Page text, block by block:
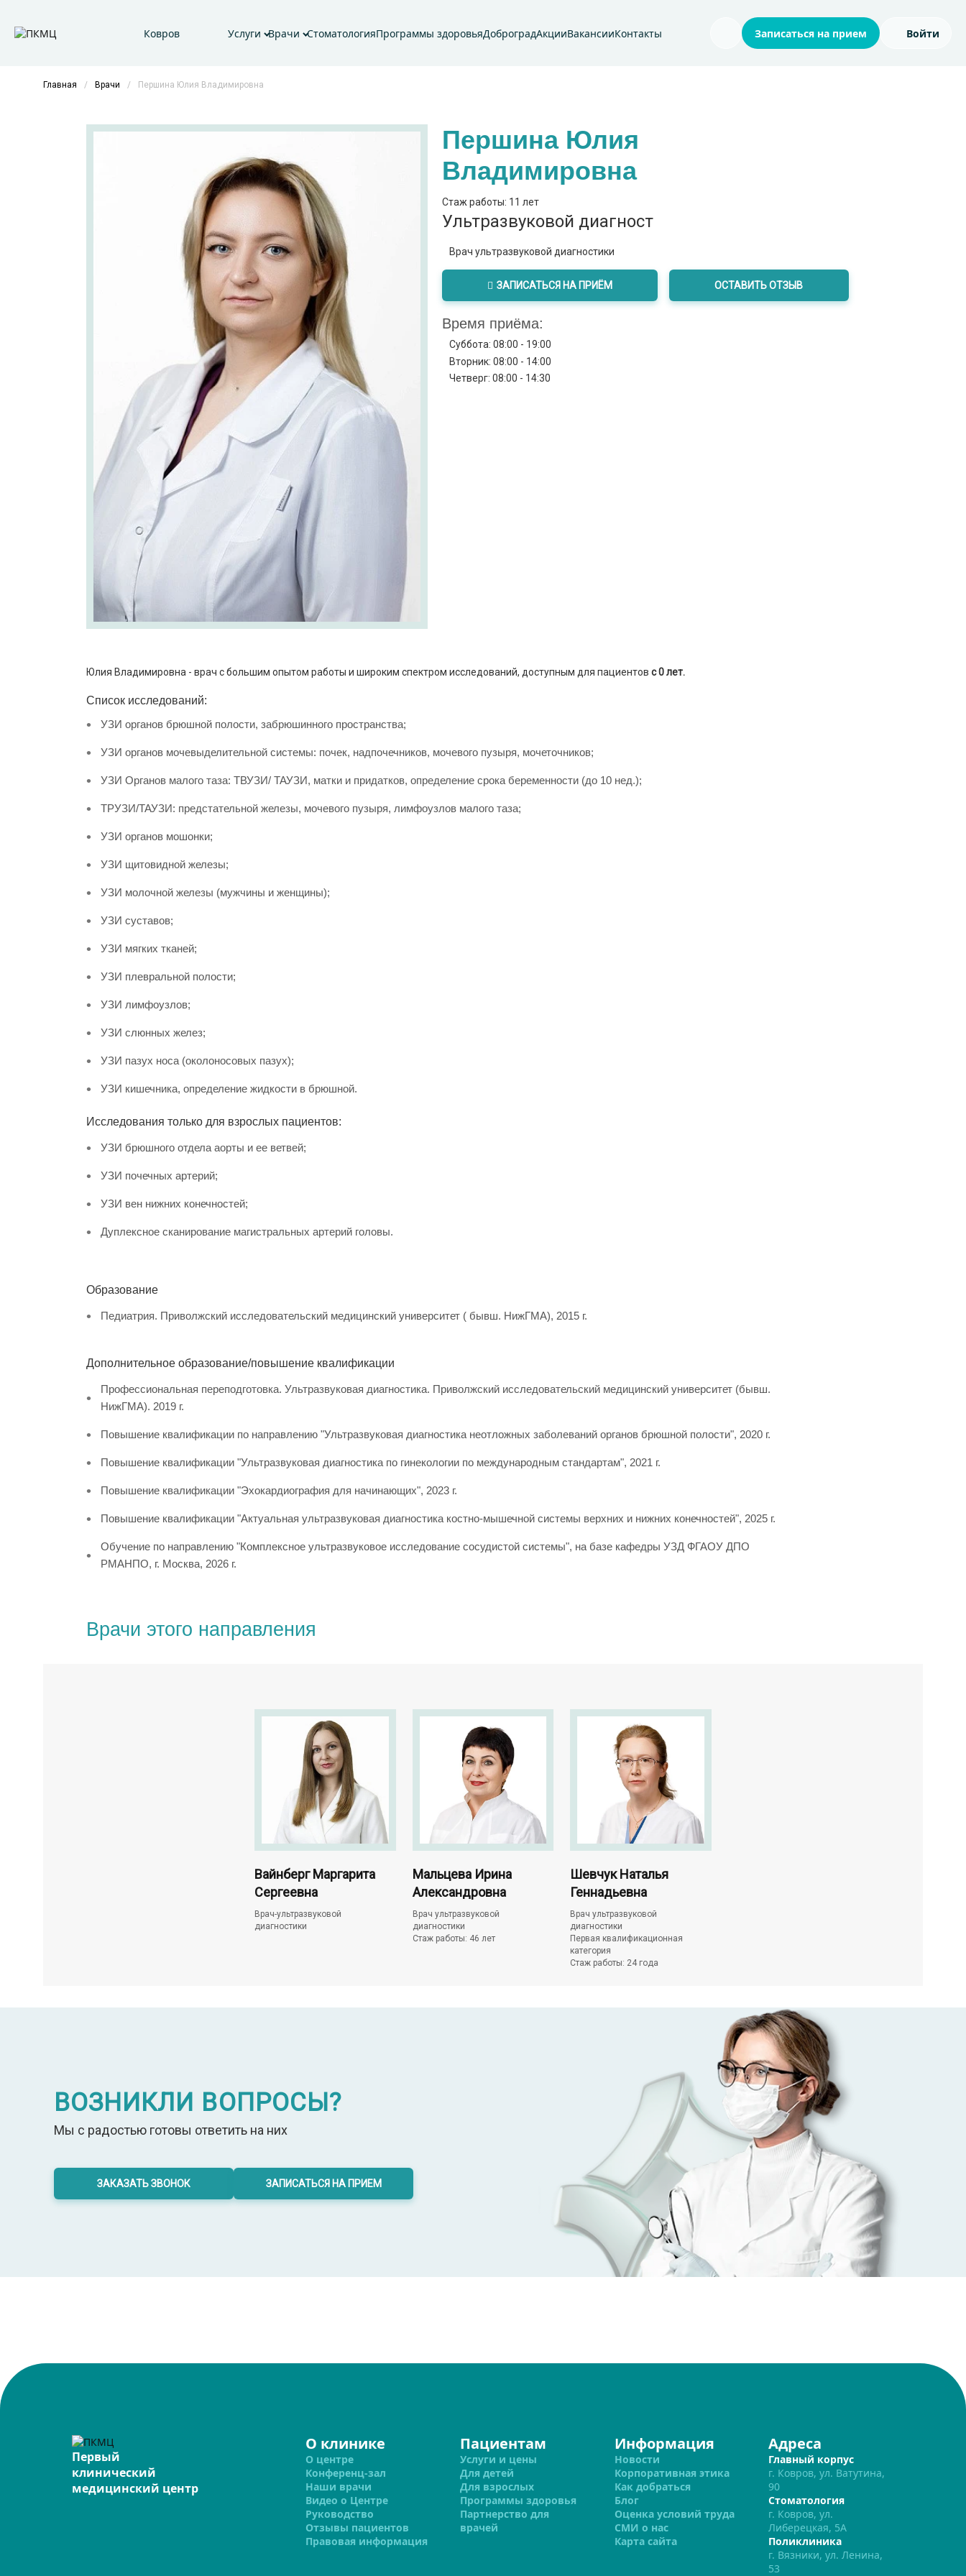
Ковров Услуги Врачи СтоматологияПрограммы здоровьяДоброградАкцииВакансииКонтакты Поиск по сайтуЗаписаться на прием Войти
Главная / Врачи / Першина Юлия Владимировна
Першина Юлия
Владимировна
Стаж работы: 11 лет
Ультразвуковой диагност
Врач ультразвуковой диагностики
ЗАПИСАТЬСЯ НА ПРИЁМ ОСТАВИТЬ ОТЗЫВ
Время приёма:
Суббота: 08:00 - 19:00
Вторник: 08:00 - 14:00
Четверг: 08:00 - 14:30
Юлия Владимировна - врач с большим опытом работы и широким спектром исследований, доступным для пациентов с 0 лет.
Список исследований:
УЗИ органов брюшной полости, забрюшинного пространства;
УЗИ органов мочевыделительной системы: почек, надпочечников, мочевого пузыря, мочеточников;
УЗИ Органов малого таза: ТВУЗИ/ ТАУЗИ, матки и придатков, определение срока беременности (до 10 нед.);
ТРУЗИ/ТАУЗИ: предстательной железы, мочевого пузыря, лимфоузлов малого таза;
УЗИ органов мошонки;
УЗИ щитовидной железы;
УЗИ молочной железы (мужчины и женщины);
УЗИ суставов;
УЗИ мягких тканей;
УЗИ плевральной полости;
УЗИ лимфоузлов;
УЗИ слюнных желез;
УЗИ пазух носа (околоносовых пазух);
УЗИ кишечника, определение жидкости в брюшной.
Исследования только для взрослых пациентов:
УЗИ брюшного отдела аорты и ее ветвей;
УЗИ почечных артерий;
УЗИ вен нижних конечностей;
Дуплексное сканирование магистральных артерий головы.
Образование
Педиатрия. Приволжский исследовательский медицинский университет ( бывш. НижГМА), 2015 г.
Дополнительное образование/повышение квалификации
Профессиональная переподготовка. Ультразвуковая диагностика. Приволжский исследовательский медицинский университет (бывш.
НижГМА). 2019 г.
Повышение квалификации по направлению "Ультразвуковая диагностика неотложных заболеваний органов брюшной полости", 2020 г.
Повышение квалификации "Ультразвуковая диагностика по гинекологии по международным стандартам", 2021 г.
Повышение квалификации "Эхокардиография для начинающих", 2023 г.
Повышение квалификации "Актуальная ультразвуковая диагностика костно-мышечной системы верхних и нижних конечностей", 2025 г.
Обучение по направлению "Комплексное ультразвуковое исследование сосудистой системы", на базе кафедры УЗД ФГАОУ ДПО
РМАНПО, г. Москва, 2026 г.
Врачи этого направления
Вайнберг Маргарита
Сергеевна
Врач-ультразвуковой
диагностики
Мальцева Ирина
Александровна
Врач ультразвуковой
диагностики
Стаж работы: 46 лет
Шевчук Наталья
Геннадьевна
Врач ультразвуковой
диагностики
Первая квалификационная
категория
Стаж работы: 24 года
ВОЗНИКЛИ ВОПРОСЫ?
Мы с радостью готовы ответить на них
ЗАКАЗАТЬ ЗВОНОК ЗАПИСАТЬСЯ НА ПРИЕМ
Первый
клинический
медицинский центр
О клинике
О центре
Конференц-зал
Наши врачи
Видео о Центре
Руководство
Отзывы пациентов
Правовая информация
Пациентам
Услуги и цены
Для детей
Для взрослых
Программы здоровья
Партнерство для
врачей
Информация
Новости
Корпоративная этика
Как добраться
Блог
Оценка условий труда
СМИ о нас
Карта сайта
Адреса
Главный корпус
г. Ковров, ул. Ватутина,
90
Стоматология
г. Ковров, ул.
Либерецкая, 5А
Поликлиника
г. Вязники, ул. Ленина,
53